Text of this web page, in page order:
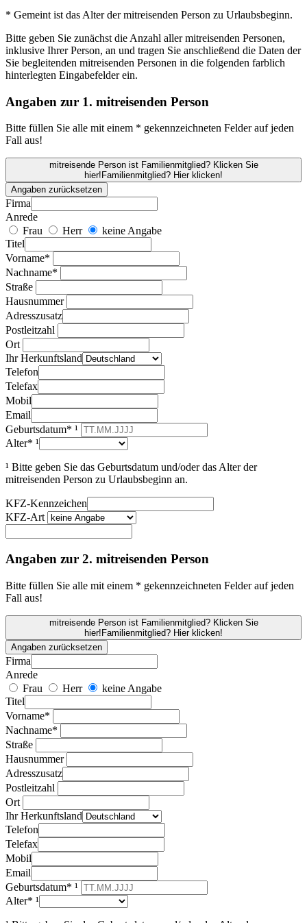
* Gemeint ist das Alter der mitreisenden Person zu Urlaubsbeginn.
Bitte geben Sie zunächst die Anzahl aller mitreisenden Personen,
inklusive Ihrer Person, an und tragen Sie anschließend die Daten der
Sie begleitenden mitreisenden Personen in die folgenden farblich
hinterlegten Eingabefelder ein.
Angaben zur 1. mitreisenden Person
Bitte füllen Sie alle mit einem * gekennzeichneten Felder auf jeden
Fall aus!
mitreisende Person ist Familienmitglied? Klicken Sie
hier! Familienmitglied? Hier klicken!
Angaben zurücksetzen
Firma
Anrede
Frau
Herr
keine Angabe
Titel
Vorname*
Nachname*
Straße
Hausnummer
Adresszusatz
Postleitzahl
Ort
Ihr Herkunftsland
Telefon
Telefax
Mobil
Email
Geburtsdatum* ¹
Alter* ¹
¹ Bitte geben Sie das Geburtsdatum und/oder das Alter der
mitreisenden Person zu Urlaubsbeginn an.
KFZ-Kennzeichen
KFZ-Art
Angaben zur 2. mitreisenden Person
Bitte füllen Sie alle mit einem * gekennzeichneten Felder auf jeden
Fall aus!
mitreisende Person ist Familienmitglied? Klicken Sie
hier!Familienmitglied? Hier klicken!
Angaben zurücksetzen
Firma
Anrede
Frau
Herr
keine Angabe
Titel
Vorname*
Nachname*
Straße
Hausnummer
Adresszusatz
Postleitzahl
Ort
Ihr Herkunftsland
Telefon
Telefax
Mobil
Email
Geburtsdatum* ¹
Alter* ¹